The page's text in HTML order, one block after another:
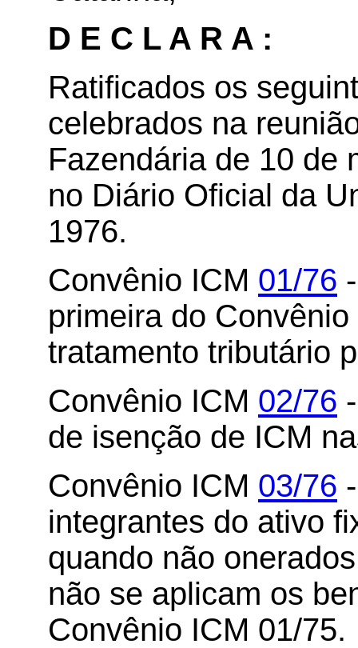
D E C L A R A :
Ratificados os
celebrados na
Fazendária de 10 de
no Diário Oficial da
1976.
Convênio ICM 01/76
primeira do
tratamento tributário
Convênio ICM 02/76
de isenção de ICM
Convênio ICM 03/76
integrantes do ativo
quando não
não se aplicam os
Convênio ICM 01/75.